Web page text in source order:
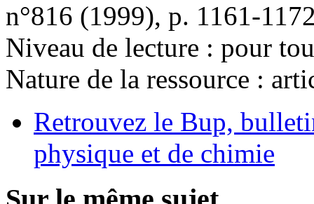
n°816 (1999), p. 1161-
Niveau de lecture : pour
Nature de la ressource :
Retrouvez le Bup,
physique et de chimie